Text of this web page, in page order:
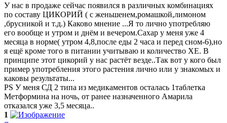
У нас в продаже сейчас появился в различных комбинациях
по составу ЦИКОРИЙ ( с женьшенем,ромашкой,лимоном
,брусникой и т.д.) Каково мнение ...Я то лично употребляю
его вообще и утром и днём и вечером.Сахар у меня уже 4
месяца в норме( утром 4,8,после еды 2 часа и перед сном-6),но
я ещё кроме того в питании учитываю и количество ХЕ. В
принципе этот цикорий у нас растёт везде..Так вот у кого был
пример употребления этого растения лично или у знакомых и
каковы результаты...
PS У меня СД 2 типа из медикаментов осталась 1таблетка
Метформина на ночь, от ранее назначенного Амарила
отказался уже 3,5 месяца..
1